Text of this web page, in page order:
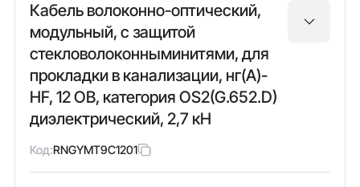
Кабель волоконно-оптический,
модульный, с защитой
стекловолоконныминитями, для
прокладки в канализации, нг(А)-
HF, 12 ОВ, категория OS2(G.652.D)
диэлектрический, 2,7 кН
Код:RNGYMT9C1201